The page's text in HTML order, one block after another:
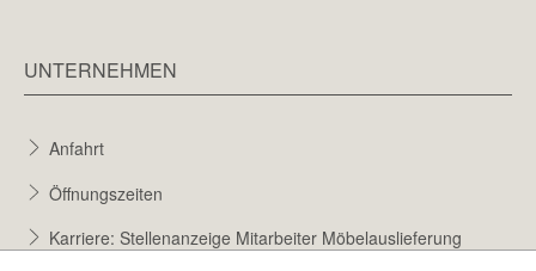
UNTERNEHMEN
Anfahrt
Öffnungszeiten
Karriere: Stellenanzeige Mitarbeiter Möbelauslieferung